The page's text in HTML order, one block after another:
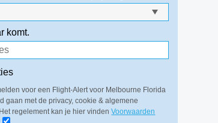
komt.
voor een Flight-Alert voor Melbourne Florida
gaan met de privacy, cookie & algemene
regelement kan je hier vindenVoorwaarden